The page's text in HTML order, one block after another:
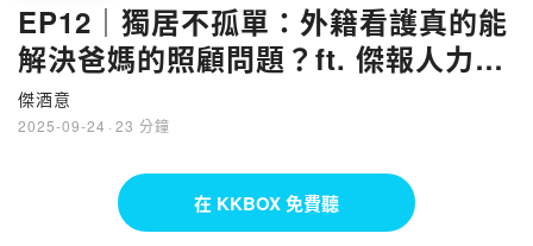
EP12｜獨居不孤單：外籍看護真的能
解決爸媽的照顧問題？ft. 傑報人力資
源服務集團 Gary
傑酒意
2025-09-24 · 23 分鐘
在 KKBOX 免費聽